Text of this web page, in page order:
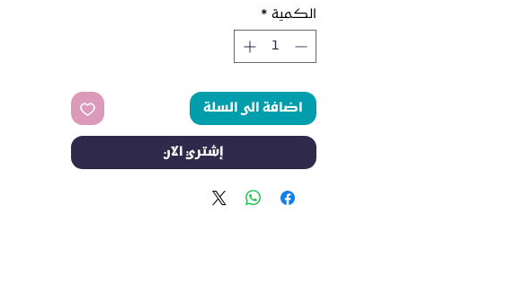
الكمية *
اضافة الى السلة
إشتري الآن